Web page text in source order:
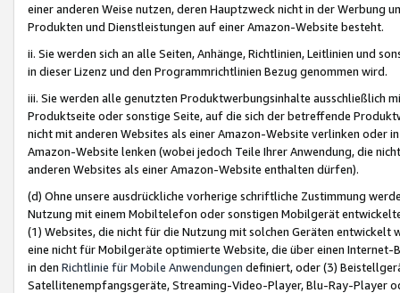
einer anderen Weise nutzen, deren Hauptzweck nicht in der Werbung
Produkten und Dienstleistungen auf einer Amazon-Website besteht.
ii. Sie werden sich an alle Seiten, Anhänge, Richtlinien, Leitlinien und
in dieser Lizenz und den Programmrichtlinien Bezug genommen wird.
iii. Sie werden alle genutzten Produktwerbungsinhalte ausschließlich
Produktseite oder sonstige Seite, auf die sich der betreffende
nicht mit anderen Websites als einer Amazon-Website verlinken oder
Amazon-Website lenken (wobei jedoch Teile Ihrer Anwendung, die
anderen Websites als einer Amazon-Website enthalten dürfen).
(d) Ohne unsere ausdrückliche vorherige schriftliche Zustimmung
Nutzung mit einem Mobiltelefon oder sonstigen Mobilgerät
(1) Websites, die nicht für die Nutzung mit solchen Geräten
eine nicht für Mobilgeräte optimierte Website, die über einen
in den Richtlinie für Mobile Anwendungen definiert, oder (3)
Satellitenempfangsgeräte, Streaming-Video-Player, Blu-Ray-Player